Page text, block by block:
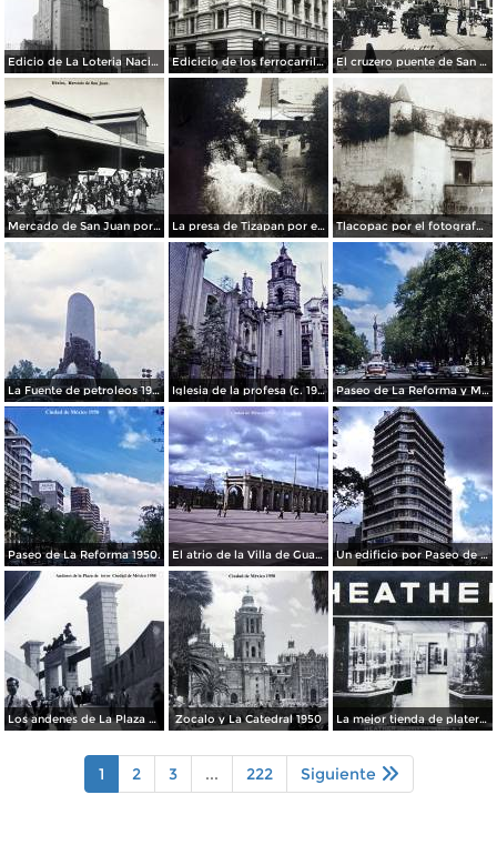
Edicio de La Loteria Nacional Ciudad de México Abril de 1964 Edicicio de los ferrocarriles. El cruzero puente de San Francisco y Guardiola por el fotografo Felix Miret.
Mercado de San Juan por el fotografo Felix Miret La presa de Tizapan por el fotografo Fernando Kososky. ( Circulada el 22 de Diembre de 1910 ). Tlacopac por el fotografo Hugo Brehme.
La Fuente de petroleos 1950. Iglesia de la profesa (c. 1950) Paseo de La Reforma y Mto a La Independencia 1950
Paseo de La Reforma 1950. El atrio de la Villa de Guadalupe 1950. Un edificio por Paseo de La Reforma 1950
Los andenes de La Plaza de toros Ciudad de México 1950 Zocalo y La Catedral 1950 La mejor tienda de plateria.
1 2 3 ... 222 Siguiente